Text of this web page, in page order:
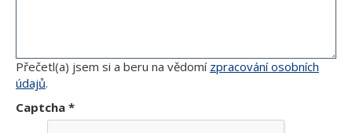
Přečetl(a) jsem si a beru na vědomí zpracování osobních
údajů.
Captcha *